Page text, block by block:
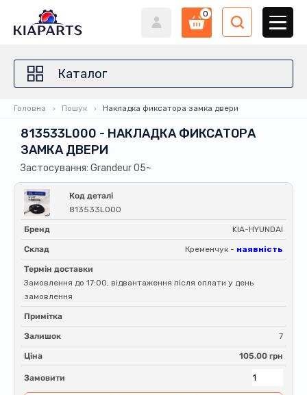
0
Каталог
Головна Пошук Накладка фиксатора замка двери
813533L000 - НАКЛАДКА ФИКСАТОРА
ЗАМКА ДВЕРИ
Застосування: Grandeur 05~
Код деталі
813533L000
Бренд KIA-HYUNDAI
Склад Кременчук - наявність
Термін доставки
Замовлення до 17:00, відвантаження після оплати у день
замовлення
Примітка
Залишок 7
Ціна 105.00 грн
Замовити